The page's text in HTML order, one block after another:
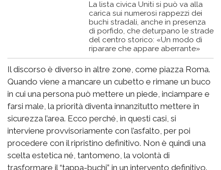
La lista civica Uniti si può va alla
carica sui numerosi rappezzi dei
buchi stradali, anche in presenza
di porfido, che deturpano le strade
del centro storico: «Un modo di
riparare che appare aberrante»
Il discorso è diverso in altre zone, come piazza Roma.
Quando viene a mancare un cubetto e rimane un buco
in cui una persona può mettere un piede, inciampare e
farsi male, la priorità diventa innanzitutto mettere in
sicurezza l’area. Ecco perché, in questi casi, si
interviene provvisoriamente con l’asfalto, per poi
procedere con il ripristino definitivo. Non è quindi una
scelta estetica né, tantomeno, la volontà di
trasformare il “tappa-buchi” in un intervento definitivo.